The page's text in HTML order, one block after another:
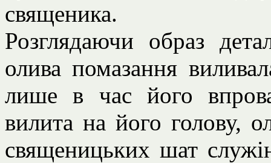
священика.
Розглядаючи образ
олива помазання
лише в час його
вилита на його голову,
священицьких шат